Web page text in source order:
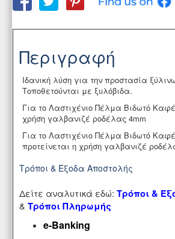
Περιγραφή
Ιδανική λύση για την προστασία
Τοποθετούνται με ξυλόβιδα.
Για το Λαστιχένιο Πέλμα Βιδωτό
χρήση γαλβανιζέ ροδέλας 4mm
Για το Λαστιχένιο Πέλμα Βιδωτό
προτείνεται η χρήση γαλβανιζέ
Τρόποι & Έξοδα Αποστολής
Δείτε αναλυτικά εδώ: Τρόποι &
& Τρόποι Πληρωμής
e-Banking